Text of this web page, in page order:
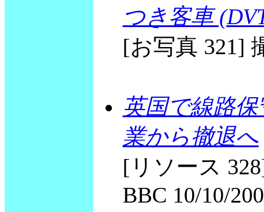
つき客車
[お写真 321]
英国で線路
業から撤退へ
[リソース
BBC 10/10/